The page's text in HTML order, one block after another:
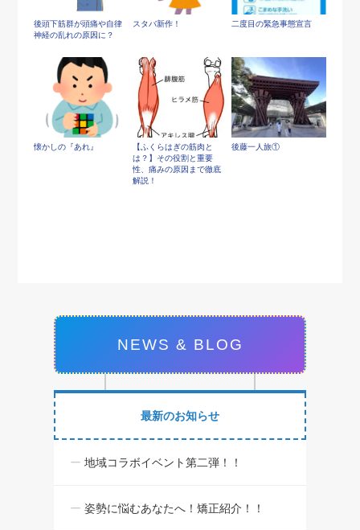
後頭下筋群が頭痛や自律
神経の乱れの原因に？
スタバ新作！ 二度目の緊急事態宣言
懐かしの『あれ』
【ふくらはぎの筋肉と
は？】その役割と重要
性、痛みの原因まで徹底
解説！
後藤一人旅①
NEWS & BLOG
最新のお知らせ
地域コラボイベント第二弾！！
姿勢に悩むあなたへ！矯正紹介！！